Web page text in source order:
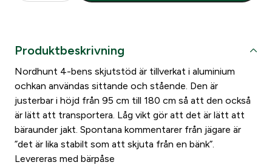
u
n
s
k
j
u
t
Produktbeskrivning
Nordhunt 4-bens skjutstöd är tillverkat i aluminium
ochkan användas sittande och stående. Den är
justerbar i höjd från 95 cm till 180 cm så att den också
är lätt att transportera. Låg vikt gör att det är lätt att
bäraunder jakt. Spontana kommentarer från jägare är
”det är lika stabilt som att skjuta från en bänk”.
Levereras med bärpåse